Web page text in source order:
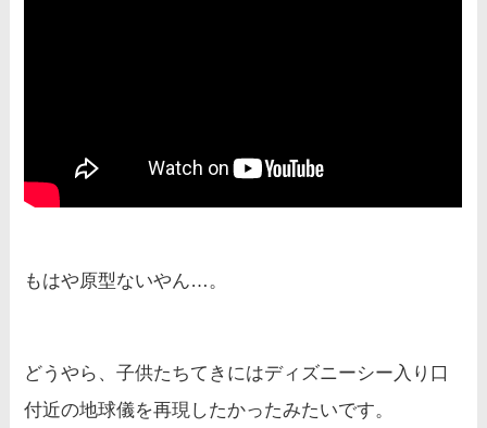
もはや原型ないやん…。
どうやら、子供たちてきにはディズニーシー入り口
付近の地球儀を再現したかったみたいです。